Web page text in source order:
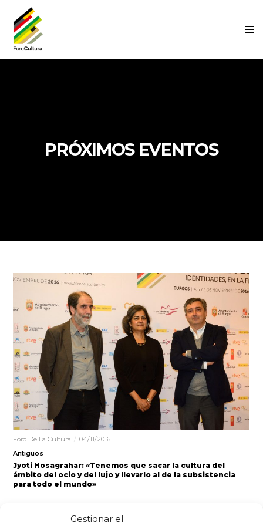
Gestionar el
PRÓXIMOS EVENTOS
Foro De La Cultura
04/11/2016
Antiguos
Jyoti Hosagrahar: «Tenemos que sacar la cultura del
ámbito del ocio y del lujo y llevarlo al de la subsistencia
para todo el mundo»
ámbito del ocio y del lujo y llevarlo al de…